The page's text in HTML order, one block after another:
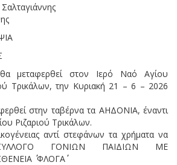
μεταφερθεί στον Ιερό Ναό Αγίου
Τρικάλων, την Κυριακή 21 – 6 – 2026
στην ταβέρνα τα ΑΗΔΟΝΙΑ, έναντι
Ριζαριού Τρικάλων.
αντί στεφάνων τα χρήματα να
ΓΟΝΙΩΝ ΠΑΙΔΙΩΝ ΜΕ
΄΄ ΦΛΟΓΑ΄΄